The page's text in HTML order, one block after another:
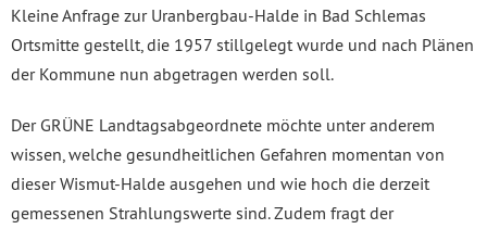
Kleine Anfrage zur Uranbergbau-Halde in Bad Schlemas
Ortsmitte gestellt, die 1957 stillgelegt wurde und nach Plänen
der Kommune nun abgetragen werden soll.
Der GRÜNE Landtagsabgeordnete möchte unter anderem
wissen, welche gesundheitlichen Gefahren momentan von
dieser Wismut-Halde ausgehen und wie hoch die derzeit
gemessenen Strahlungswerte sind. Zudem fragt der